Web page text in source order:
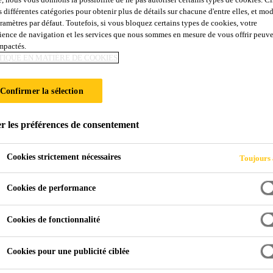
revêtements
dépend pour une bonne part du soin
différentes catégories pour obtenir plus de détails sur chacune d'entre elles, et
par défaut. Toutefois, si vous bloquez certains types de cookies, votre
de navigation et les services que nous sommes en mesure de vous offrir
EN MATIÈRE DE COOKIES
Confirmer la sélection
les préférences de consentement
Cookies strictement nécessaires Toujours
Cookies de performance
Cookies de fonctionnalité
Cookies pour une publicité ciblée